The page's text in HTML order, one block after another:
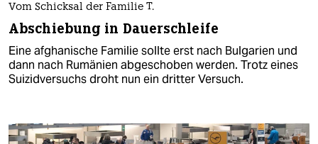
Vom Schicksal der Familie T.
Abschiebung in Dauerschleife
Eine afghanische Familie sollte erst nach Bulgarien und
dann nach Rumänien abgeschoben werden. Trotz eines
Suizidversuchs droht nun ein dritter Versuch.